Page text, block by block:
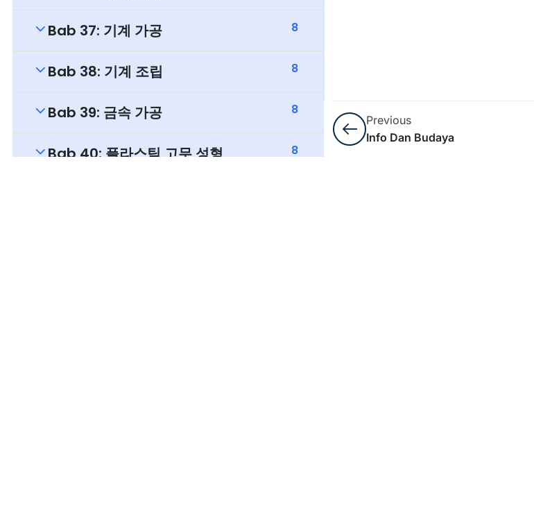
Bab 37: 기계 가공 8
Bab 38: 기계 조립 8
Bab 39: 금속 가공 8
Bab 40: 플라스틱 고무 성형 8
Previous
Info Dan Budaya